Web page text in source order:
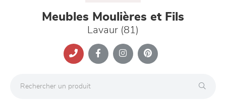
Meubles Moulières et Fils
Lavaur (81)